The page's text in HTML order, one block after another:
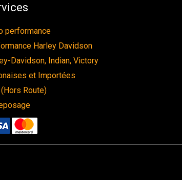
performance
Harley Davidson
Davidson, Indian, Victory
et Importées
Route)